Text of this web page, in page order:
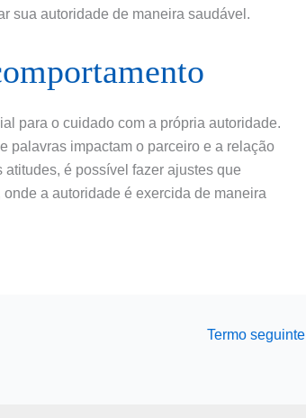
sua autoridade de maneira saudável.
para o cuidado com a própria autoridade.
palavras impactam o parceiro e a relação
é possível fazer ajustes que
a autoridade é exercida de maneira
Termo seguinte